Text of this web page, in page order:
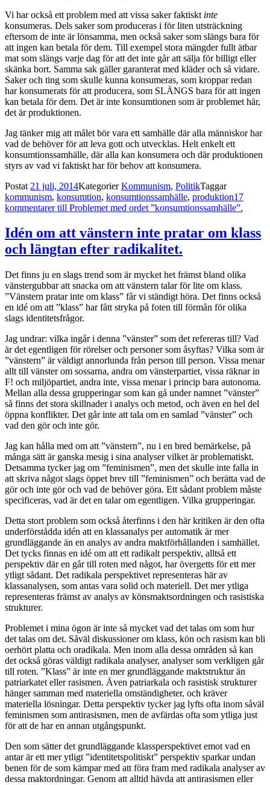
Vi har också ett problem med att vissa saker faktiskt inte
konsumeras. Dels saker som produceras i för liten utsträckning
eftersom de inte är lönsamma, men också saker som slängs bara för
att ingen kan betala för dem. Till exempel stora mängder fullt ätbar
mat som slängs varje dag för att det inte går att sälja för billigt eller
skänka bort. Samma sak gäller garanterat med kläder och så vidare.
Saker och ting som skulle kunna konsumeras, som kroppar redan
har konsumerats för att producera, som SLÄNGS bara för att ingen
kan betala för dem. Det är inte konsumtionen som är problemet här,
det är produktionen.
Jag tänker mig att målet bör vara ett samhälle där alla människor har
vad de behöver för att leva gott och utvecklas. Helt enkelt ett
konsumtionssamhälle, där alla kan konsumera och där produktionen
styrs av vad vi faktiskt har för behov att konsumera.
Postat 21 juli, 2014KategorierKommunism, PolitikTaggar
kommunism, konsumtion, konsumtionssamhälle, produktion17
kommentarertill Problemet med ordet ”konsumtionssamhälle”.
Idén om att vänstern inte pratar om klass
och längtan efter radikalitet.
Det finns ju en slags trend som är mycket het främst bland olika
vänstergubbar att snacka om att vänstern talar för lite om klass.
”Vänstern pratar inte om klass” får vi ständigt höra. Det finns också
en idé om att ”klass” har fått stryka på foten till förmån för olika
slags identitetsfrågor.
Jag undrar: vilka ingår i denna ”vänster” som det refereras till? Vad
är det egentligen för rörelser och personer som åsyftas? Vilka som är
”vänstern” är väldigt annorlunda från person till person. Vissa menar
allt till vänster om sossarna, andra om vänsterpartiet, vissa räknar in
F! och miljöpartiet, andra inte, vissa menar i princip bara autonoma.
Mellan alla dessa grupperingar som kan gå under namnet ”vänster”
så finns det stora skillnader i analys och metod, och även en hel del
öppna konflikter. Det går inte att tala om en samlad ”vänster” och
vad den gör och inte gör.
Jag kan hålla med om att ”vänstern”, nu i en bred bemärkelse, på
många sätt är ganska mesig i sina analyser vilket är problematiskt.
Detsamma tycker jag om ”feminismen”, men det skulle inte falla in
att skriva något slags öppet brev till ”feminismen” och berätta vad de
gör och inte gör och vad de behöver göra. Ett sådant problem måste
specificeras, vad är det en talar om egentligen. Vilka grupperingar.
Detta stort problem som också återfinns i den här kritiken är den ofta
underförstådda idén att en klassanalys per automatik är mer
grundläggande än en analys av andra maktförhållanden i samhället.
Det tycks finnas en idé om att ett radikalt perspektiv, alltså ett
perspektiv där en går till roten med något, har övergetts för ett mer
ytligt sådant. Det radikala perspektivet representeras här av
klassanalysen, som antas vara solid och materiell. Det mer ytliga
representeras främst av analys av könsmaktsordningen och rasistiska
strukturer.
Problemet i mina ögon är inte så mycket vad det talas om som hur
det talas om det. Såväl diskussioner om klass, kön och rasism kan bli
oerhört platta och oradikala. Men inom alla dessa områden så kan
det också göras väldigt radikala analyser, analyser som verkligen går
till roten. ”Klass” är inte en mer grundläggande maktstruktur än
patriarkatet eller rasismen. Även patriarkala och rasistisk strukturer
hänger samman med materiella omständigheter, och kräver
materiella lösningar. Detta perspektiv tycker jag lyfts ofta inom såväl
feminismen som antirasismen, men de avfärdas ofta som ytliga just
för att de har en annan utgångspunkt.
Den som sätter det grundläggande klassperspektivet emot vad en
antar är ett mer ytligt ”identitetspolitiskt” perspektiv sparkar undan
benen för de som kämpar med att föra fram med radikala analyser av
dessa maktordningar. Genom att alltid hävda att antirasismen eller